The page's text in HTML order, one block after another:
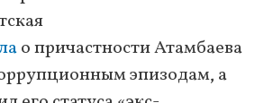
о причастности Атамбаева
эпизодам, а